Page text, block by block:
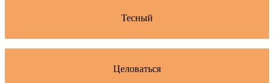
Тесный
Целоваться